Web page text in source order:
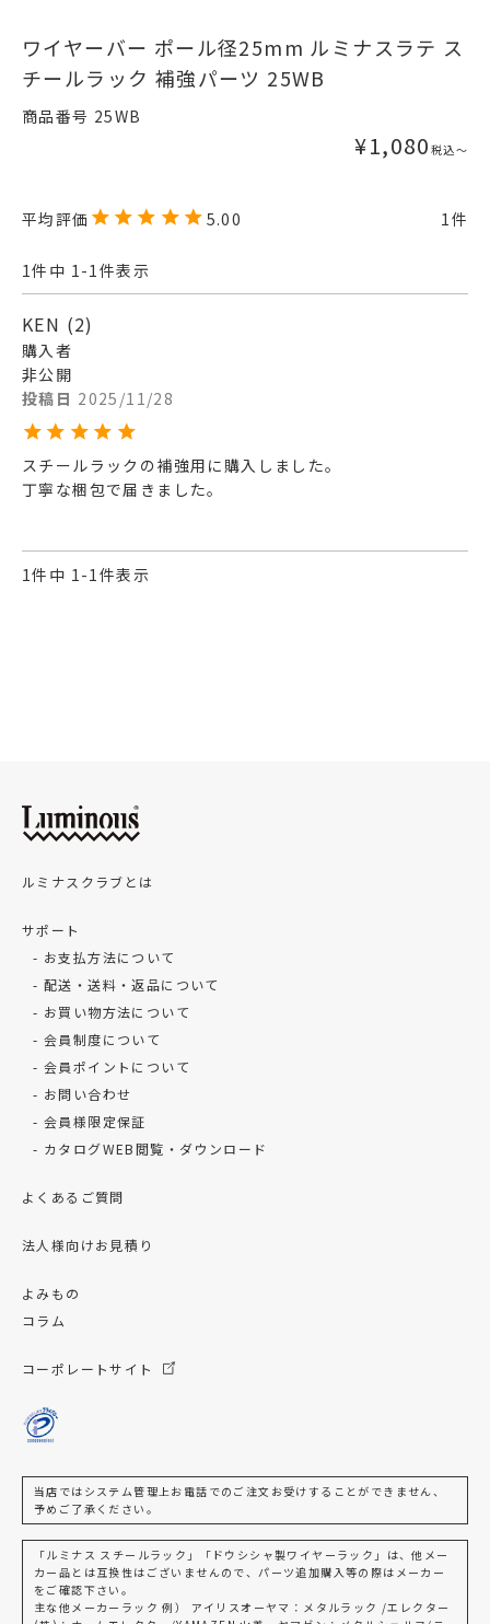
ワイヤーバー ポール径25mm ルミナスラテ ス
チールラック 補強パーツ 25WB
商品番号 25WB
¥1,080 税込〜
5.00 1
1件中 1 -1 件表示
KEN 2
購入者
非公開
投稿日 2025/11/28
スチールラックの補強用に購入しました。
丁寧な梱包で届きました。
1件中 1 -1 件表示
ルミナスクラブとは
サポート
お支払方法について
配送・送料・返品について
お買い物方法について
会員制度について
会員ポイントについて
お問い合わせ
会員様限定保証
カタログWEB閲覧・ダウンロード
よくあるご質問
法人様向けお見積り
よみもの
コラム
コーポレートサイト
当店ではシステム管理上お電話でのご注文お受けすることができません、
予めご了承ください。
「ルミナス スチールラック」「ドウシシャ製ワイヤーラック」は、他メー
カー品とは互換性はございませんので、パーツ追加購入等の際はメーカー
をご確認下さい。
主な他メーカーラック 例） アイリスオーヤマ：メタルラック /エレクター